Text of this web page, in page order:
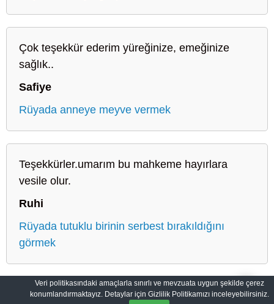
Çok teşekkür ederim yüreğinize, emeğinize
sağlık..
Safiye
Rüyada anneye meyve vermek
Teşekkürler.umarım bu mahkeme hayırlara
vesile olur.
Ruhi
Rüyada tutuklu birinin serbest bırakıldığını
görmek
Sahih Rüyalar: Rüyaların Dilini Öğrenin Gizlilik Politikası
Veri politikasındaki amaçlarla sınırlı ve mevzuata uygun şekilde çerez
konumlandırmaktayız. Detaylar için Gizlilik Politikamızı inceleyebilirsiniz.